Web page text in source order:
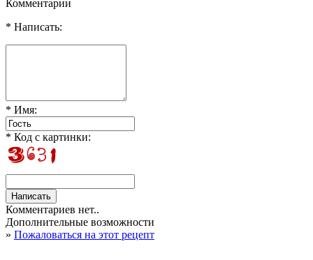
Комментарии
* Написать:
* Имя:
* Код с картинки:
Комментариев нет..
Дополнительные возможности
» Пожаловаться на этот рецепт